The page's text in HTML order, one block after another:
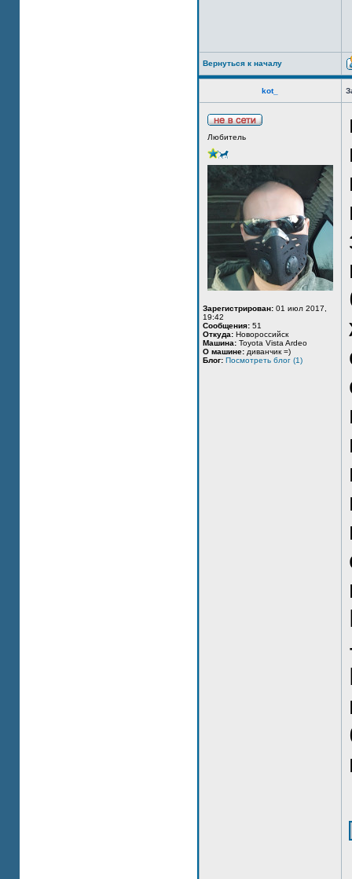
Вернуться к началу
kot_
Любитель
Зарегистрирован: 01 июл 2017,
19:42
Сообщения: 51
Откуда: Новороссийск
Машина: Toyota Vista Ardeo
О машине: диванчик =)
Блог: Посмотреть блог (1)